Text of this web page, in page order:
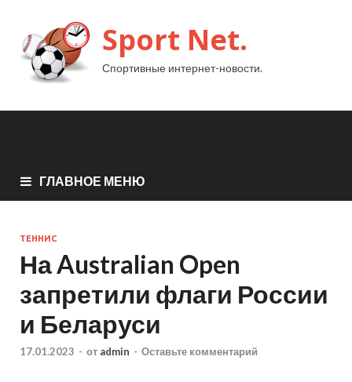
Sport Net.
Спортивные интернет-новости.
ГЛАВНОЕ МЕНЮ
ТЕННИС
На Australian Open
запретили флаги России
и Беларуси
17.01.2023 - от admin - Оставьте комментарий